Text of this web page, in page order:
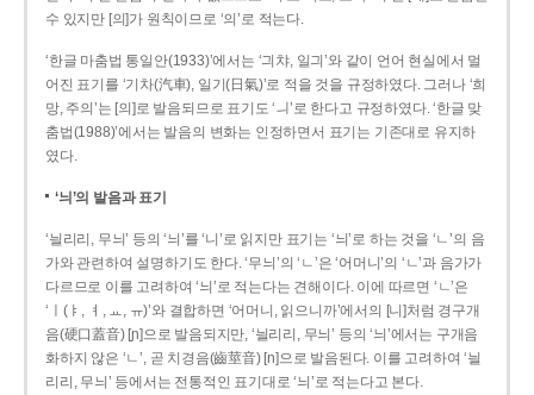
수 있지만 [의]가 원칙이므로 ‘의’로 적는다.
‘한글 마춤법 통일안(1933)’에서는 ‘긔챠, 일긔’와 같이 언어 현실에서 멀
어진 표기를 ‘기차(汽車), 일기(日氣)’로 적을 것을 규정하였다. 그러나 ‘희
망, 주의’는 [의]로 발음되므로 표기도 ‘ㅢ’로 한다고 규정하였다. ‘한글 맞
춤법(1988)’에서는 발음의 변화는 인정하면서 표기는 기존대로 유지하
였다.
‘늬’의 발음과 표기
‘늴리리, 무늬’ 등의 ‘늬’를 ‘니’로 읽지만 표기는 ‘늬’로 하는 것을 ‘ㄴ’의 음
가와 관련하여 설명하기도 한다. ‘무늬’의 ‘ㄴ’은 ‘어머니’의 ‘ㄴ’과 음가가
다르므로 이를 고려하여 ‘늬’로 적는다는 견해이다. 이에 따르면 ‘ㄴ’은
‘ㅣ(ㅑ, ㅕ, ㅛ, ㅠ)’와 결합하면 ‘어머니, 읽으니까’에서의 [니]처럼 경구개
음(硬口蓋音) [ɲ]으로 발음되지만, ‘늴리리, 무늬’ 등의 ‘늬’에서는 구개음
화하지 않은 ‘ㄴ’, 곧 치경음(齒莖音) [n]으로 발음된다. 이를 고려하여 ‘늴
리리, 무늬’ 등에서는 전통적인 표기대로 ‘늬’로 적는다고 본다.